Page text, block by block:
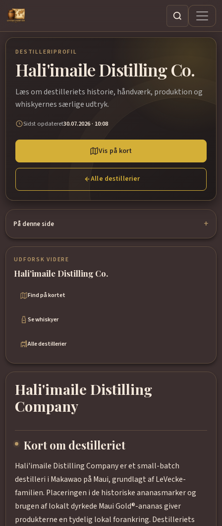
Søg
DESTILLERIPROFIL
Hali'imaile Distilling Co.
Læs om destilleriets historie, håndværk, produktion og
whiskyernes særlige udtryk.
Sidst opdateret30.07.2026 · 10:08
Vis på kort
Alle destillerier
På denne side
UDFORSK VIDERE
Hali'imaile Distilling Co.
Find på kortet
Se whiskyer
Alle destillerier
Hali'imaile Distilling
Company
Kort om destilleriet
Hali'imaile Distilling Company er et small-batch
destilleri i Makawao på Maui, grundlagt af LeVecke-
familien. Placeringen i de historiske ananasmarker og
brugen af lokalt dyrkede Maui Gold®-ananas giver
produkterne en tydelig lokal forankring. Destilleriets